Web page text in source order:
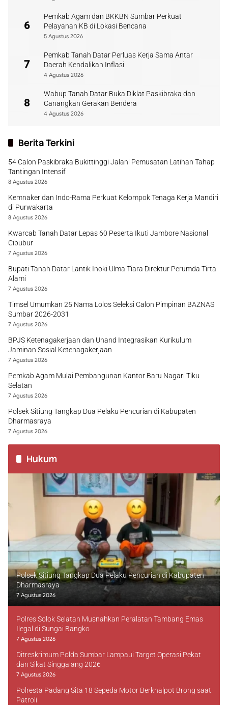
6
Pemkab Agam dan BKKBN Sumbar Perkuat
Pelayanan KB di Lokasi Bencana
5 Agustus 2026
7
Pemkab Tanah Datar Perluas Kerja Sama Antar
Daerah Kendalikan Inflasi
4 Agustus 2026
8
Wabup Tanah Datar Buka Diklat Paskibraka dan
Canangkan Gerakan Bendera
4 Agustus 2026
Berita Terkini
54 Calon Paskibraka Bukittinggi Jalani Pemusatan Latihan Tahap
Tantingan Intensif
8 Agustus 2026
Kemnaker dan Indo-Rama Perkuat Kelompok Tenaga Kerja Mandiri
di Purwakarta
8 Agustus 2026
Kwarcab Tanah Datar Lepas 60 Peserta Ikuti Jambore Nasional
Cibubur
7 Agustus 2026
Bupati Tanah Datar Lantik Inoki Ulma Tiara Direktur Perumda Tirta
Alami
7 Agustus 2026
Timsel Umumkan 25 Nama Lolos Seleksi Calon Pimpinan BAZNAS
Sumbar 2026-2031
7 Agustus 2026
BPJS Ketenagakerjaan dan Unand Integrasikan Kurikulum
Jaminan Sosial Ketenagakerjaan
7 Agustus 2026
Pemkab Agam Mulai Pembangunan Kantor Baru Nagari Tiku
Selatan
7 Agustus 2026
Polsek Sitiung Tangkap Dua Pelaku Pencurian di Kabupaten
Dharmasraya
7 Agustus 2026
Hukum
Polsek Sitiung Tangkap Dua Pelaku Pencurian di Kabupaten
Dharmasraya
7 Agustus 2026
Polres Solok Selatan Musnahkan Peralatan Tambang Emas
Ilegal di Sungai Bangko
7 Agustus 2026
Ditreskrimum Polda Sumbar Lampaui Target Operasi Pekat
dan Sikat Singgalang 2026
7 Agustus 2026
Polresta Padang Sita 18 Sepeda Motor Berknalpot Brong saat
Patroli